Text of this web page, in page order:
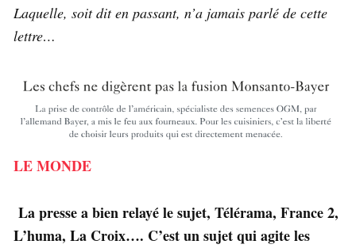
Laquelle, soit dit en passant, n’a jamais parlé de cette
lettre…
LE MONDE
La presse a bien relayé le sujet, Télérama, France 2,
L’huma, La Croix…. C’est un sujet qui agite les